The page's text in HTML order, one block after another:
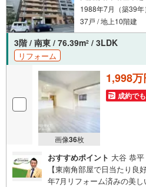
1988年7月（築39年
37戸 / 地上10階建
3階 / 南東 / 76.39m2 / 3LDK
リフォーム
画像36枚
1,998万
成約で
おすすめポイント 大谷 恭平
【東南角部屋で日当たり
年7月リフォーム済みの美